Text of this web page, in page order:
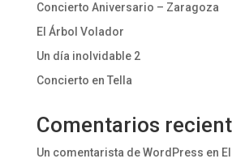
Concierto Aniversario – Zaragoza
El Árbol Volador
Un día inolvidable 2
Concierto en Tella
Comentarios
Un comentarista de WordPress en